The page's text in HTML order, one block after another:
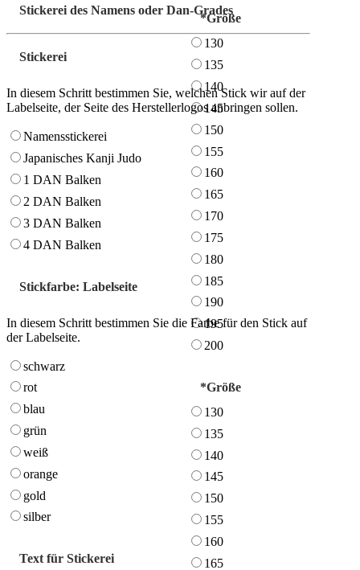
*Größe
130
135
140
145
150
155
160
165
170
175
180
185
190
195
200
*Größe
130
135
140
145
150
155
160
165
Stickerei des Namens oder Dan-Grades
Stickerei
In diesem Schritt bestimmen Sie, welchen Stick wir auf der
Labelseite, der Seite des Herstellerlogos anbringen sollen.
Namensstickerei
Japanisches Kanji Judo
1 DAN Balken
2 DAN Balken
3 DAN Balken
4 DAN Balken
Stickfarbe: Labelseite
In diesem Schritt bestimmen Sie die Farbe für den Stick auf
der Labelseite.
schwarz
rot
blau
grün
weiß
orange
gold
silber
Text für Stickerei